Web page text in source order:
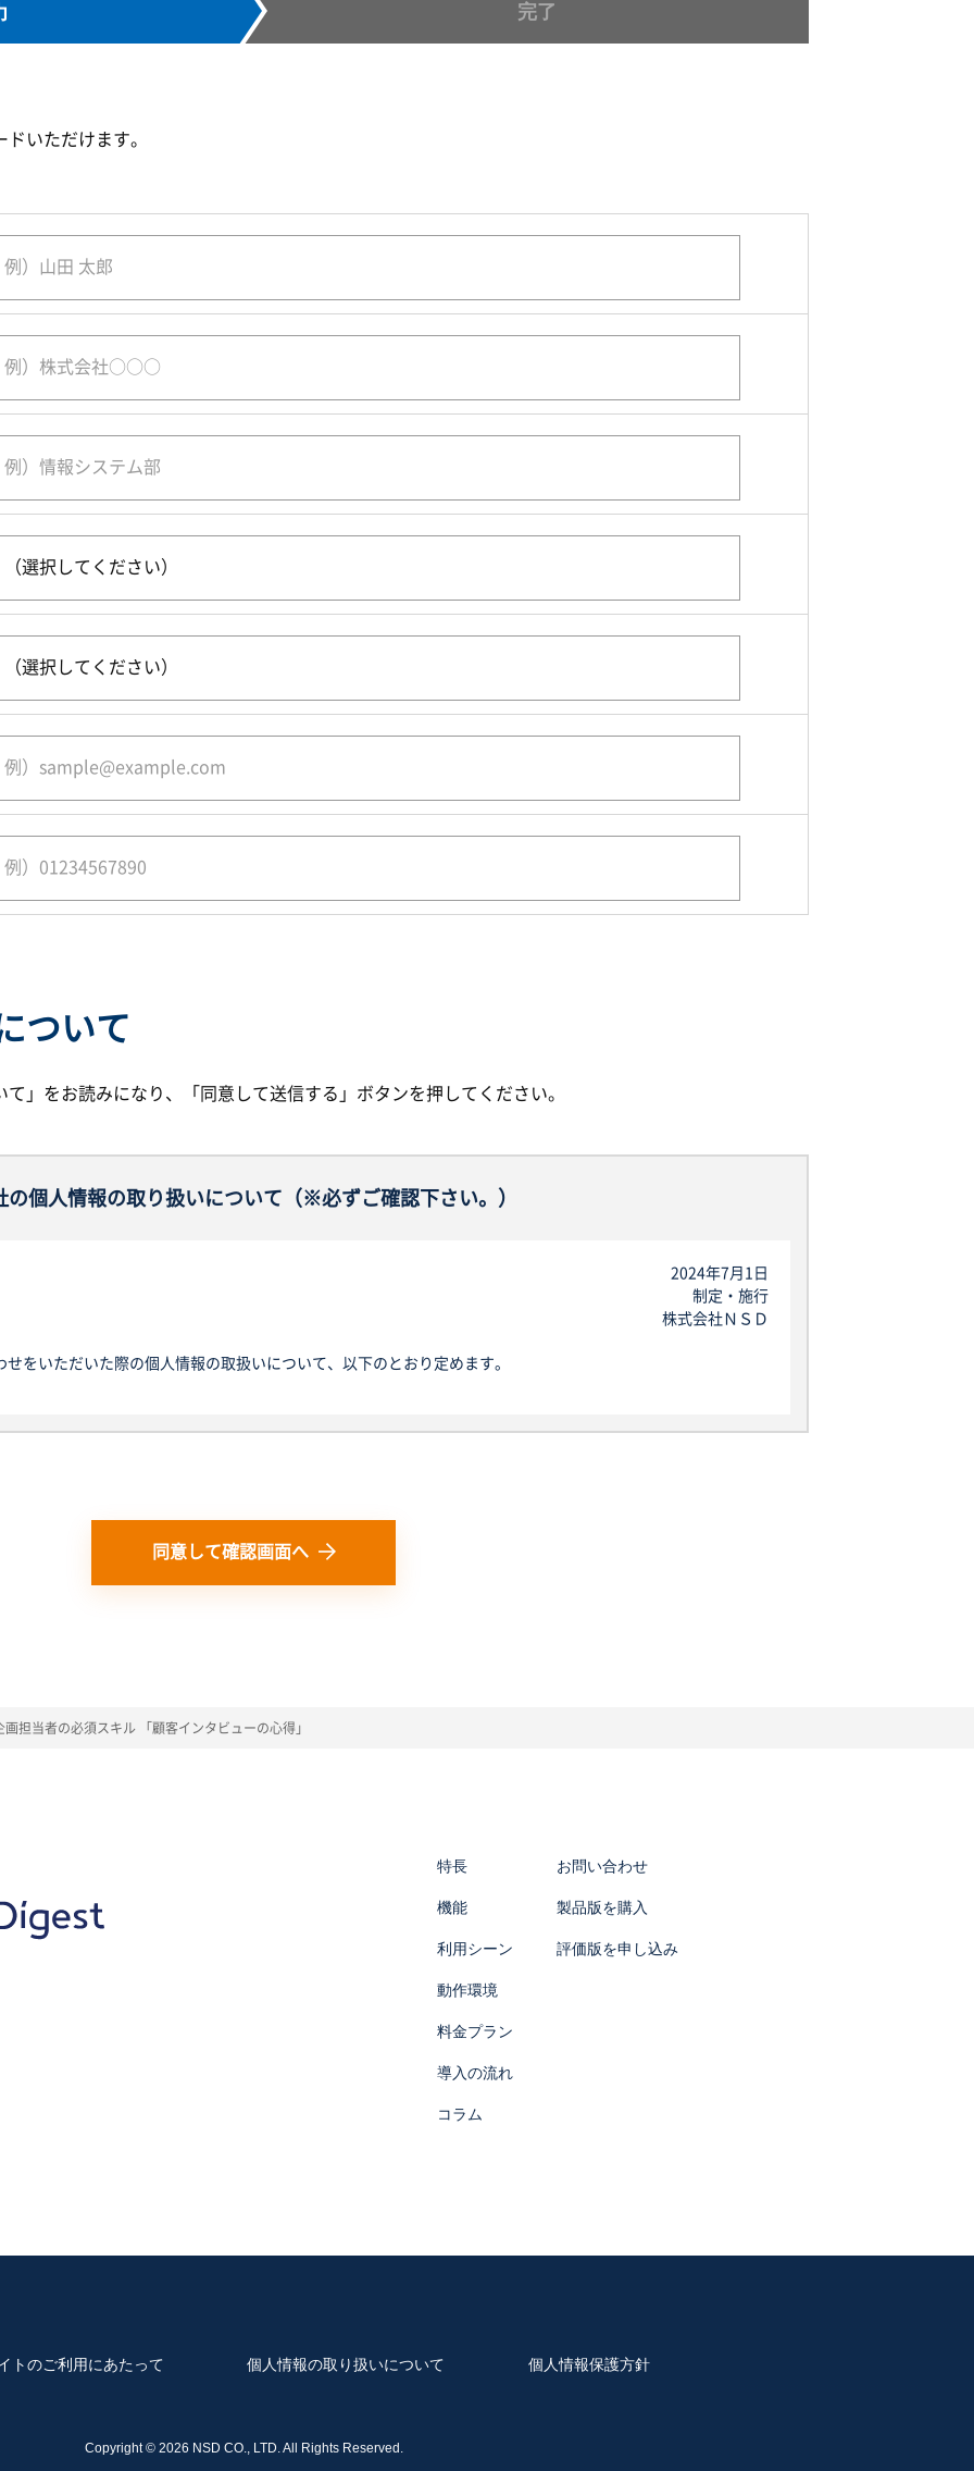
完了
いただけます。
ついて
」をお読みになり、「同意して送信する」ボタンを押してください。
の個人情報の取り扱いについて（※必ずご確認下さい。）
2024年7月1日
制定・施行
株式会社ＮＳＤ
をいただいた際の個人情報の取扱いについて、以下のとおり定めます。
トを通じて取得する個人情報の保護に関する法律にいう「個人情報」を指し、生存する個人に関する情報であ
様から個別に利用目的の通知を求められた場合には遅滞なく通知いたします。
・サービスに関する情報の提供"
第三者に個人情報を提供することがあります。
必要がある場合
おいて、個人データの取扱いの全部又は一部を委託する場合があります。この場合、当社は、委託先としての適
同意して確認画面へ
画担当者の必須スキル 「顧客インタビューの心得」
特長
機能
利用シーン
動作環境
料金プラン
導入の流れ
コラム
お問い合わせ
製品版を購入
評価版を申し込み
トのご利用にあたって 個人情報の取り扱いについて 個人情報保護方針
Copyright © 2026 NSD CO., LTD. All Rights Reserved.